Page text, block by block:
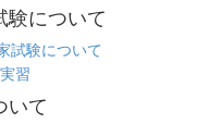
験について
試験について
いて